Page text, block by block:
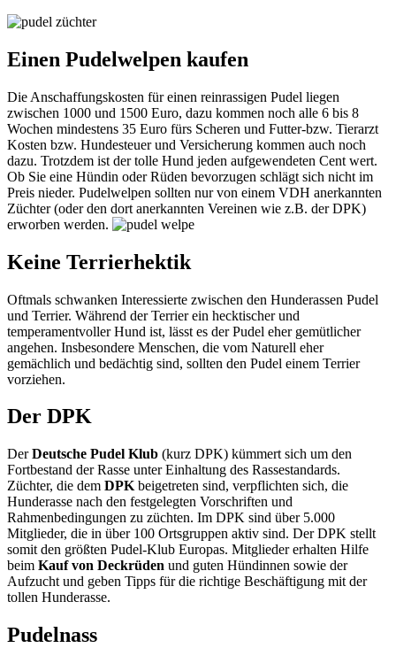
Einen Pudelwelpen kaufen
Die Anschaffungskosten für einen reinrassigen Pudel liegen
zwischen 1000 und 1500 Euro, dazu kommen noch alle 6 bis 8
Wochen mindestens 35 Euro fürs Scheren und Futter-bzw. Tierarzt
Kosten bzw. Hundesteuer und Versicherung kommen auch noch
dazu. Trotzdem ist der tolle Hund jeden aufgewendeten Cent wert.
Ob Sie eine Hündin oder Rüden bevorzugen schlägt sich nicht im
Preis nieder. Pudelwelpen sollten nur von einem VDH anerkannten
Züchter (oder den dort anerkannten Vereinen wie z.B. der DPK)
erworben werden.
Keine Terrierhektik
Oftmals schwanken Interessierte zwischen den Hunderassen Pudel
und Terrier. Während der Terrier ein hecktischer und
temperamentvoller Hund ist, lässt es der Pudel eher gemütlicher
angehen. Insbesondere Menschen, die vom Naturell eher
gemächlich und bedächtig sind, sollten den Pudel einem Terrier
vorziehen.
Der DPK
DerDeutsche Pudel Klub (kurz DPK) kümmert sich um den
Fortbestand der Rasse unter Einhaltung des Rassestandards.
Züchter, die dem DPK beigetreten sind, verpflichten sich, die
Hunderasse nach den festgelegten Vorschriften und
Rahmenbedingungen zu züchten. Im DPK sind über 5.000
Mitglieder, die in über 100 Ortsgruppen aktiv sind. Der DPK stellt
somit den größten Pudel-Klub Europas. Mitglieder erhalten Hilfe
beim Kauf von Deckrüden und guten Hündinnen sowie der
Aufzucht und geben Tipps für die richtige Beschäftigung mit der
tollen Hunderasse.
Pudelnass